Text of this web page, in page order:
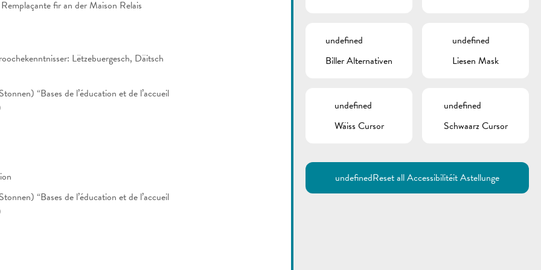
fir an der Maison Relais
Lëtzebuergesch, Däitsch
“Bases de l’éducation et de l’accueil
“Bases de l’éducation et de l’accueil
undefined
Biller Alternativen
undefined
Liesen Mask
undefined
Wäiss Cursor
undefined
Schwaarz Cursor
undefinedReset all Accessibilitéit Astellunge